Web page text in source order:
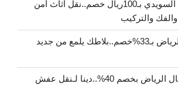
دينا نقل عفش حي السويدي بـ100ريال خصم..نقل أثاث آمن
والتركيب
شركة جلي بلاط بالرياض بـ33%خصم..بلاطك يلمع من جديد
دينا نقل عفش شمال الرياض بخصم 40%..دينا لـنقل عفش